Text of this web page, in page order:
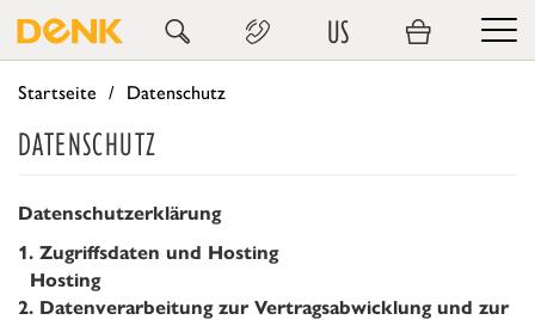
US
Startseite Datenschutz
DATENSCHUTZ
Datenschutzerklärung
1. Zugriffsdaten und Hosting
Hosting
2. Datenverarbeitung zur Vertragsabwicklung und zur